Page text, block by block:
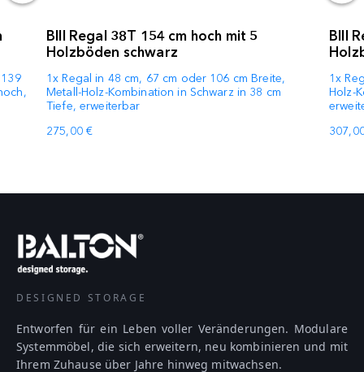
BIII Regal 38T 154 cm hoch mit 5
Holzböden schwarz
1x Regal in 48 cm, 67 cm oder 106 cm Breite,
Metall-Holz-Kombination in Schwarz in 38 cm
Tiefe, erweiterbar
275,00 €
BIII
1x
Holz-
DESIGNED STORAGE
Entworfen für ein Leben voller Veränderungen. Modulare
Systemmöbel, die sich erweitern, neu kombinieren und mit
Ihrem Zuhause über Jahre hinweg mitwachsen.